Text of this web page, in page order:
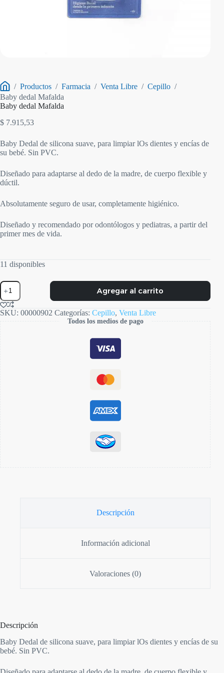
Inicio
/ Productos / Farmacia / Venta Libre / Cepillo /
Baby dedal Mafalda
Baby dedal Mafalda
$ 7.915,53
Baby Dedal de silicona suave, para limpiar lOs dientes y encías de
su bebé. Sin PVC.
Diseñado para adaptarse al dedo de la madre, de cuerpo flexible y
dúctil.
Absolutamente seguro de usar, completamente higiénico.
Diseñado y recomendado por odontólogos y pediatras, a partir del
primer mes de vida.
11 disponibles
Baby
dedal
Mafalda
cantidad
Agregar al carrito
SKU: 00000902 Categorías: Cepillo, Venta Libre
Todos los medios de pago
Descripción
Información adicional
Valoraciones (0)
Descripción
Baby Dedal de silicona suave, para limpiar lOs dientes y encías de su
bebé. Sin PVC.